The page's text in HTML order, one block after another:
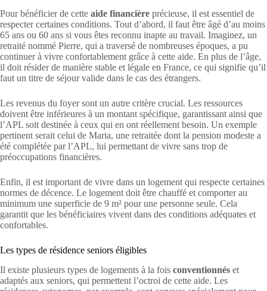
Pour bénéficier de cette aide financière précieuse, il est essentiel de
respecter certaines conditions. Tout d’abord, il faut être âgé d’au moins
65 ans ou 60 ans si vous êtes reconnu inapte au travail. Imaginez, un
retraité nommé Pierre, qui a traversé de nombreuses époques, a pu
continuer à vivre confortablement grâce à cette aide. En plus de l’âge,
il doit résider de manière stable et légale en France, ce qui signifie qu’il
faut un titre de séjour valide dans le cas des étrangers.
Les revenus du foyer sont un autre critère crucial. Les ressources
doivent être inférieures à un montant spécifique, garantissant ainsi que
l’APL soit destinée à ceux qui en ont réellement besoin. Un exemple
pertinent serait celui de Maria, une retraitée dont la pension modeste a
été complétée par l’APL, lui permettant de vivre sans trop de
préoccupations financières.
Enfin, il est important de vivre dans un logement qui respecte certaines
normes de décence. Le logement doit être chauffé et comporter au
minimum une superficie de 9 m² pour une personne seule. Cela
garantit que les bénéficiaires vivent dans des conditions adéquates et
confortables.
Les types de résidence seniors éligibles
Il existe plusieurs types de logements à la fois conventionnés et
adaptés aux seniors, qui permettent l’octroi de cette aide. Les